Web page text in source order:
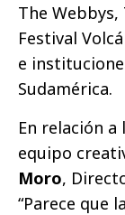
The
Festival
e
Sudamérica.
En relación
equipo
Moro,
“Parece que